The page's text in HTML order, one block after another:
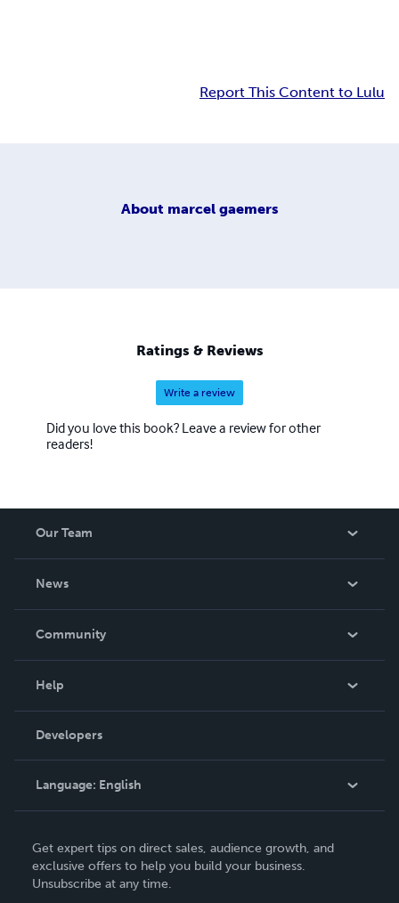
Report This Content to Lulu
About marcel gaemers
Ratings & Reviews
Write a review
Did you love this book? Leave a review for other
readers!
Our Team
News
In The News
Community
Podcast
Help
Order Lookup
Knowledge Base
Contact Support
Developers
Language: English
Deutsch
Français
Get expert tips on direct sales, audience growth, and
exclusive offers to help you build your business.
Unsubscribe at any time.